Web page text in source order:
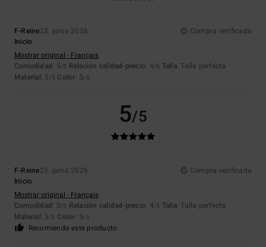
F-Reine23. junio 2026
Compra verificada
Inicio
Mostrar original - Français
Comodidad: 5/5 Relación calidad-precio: 4/5 Talla: Talla perfecta
Material: 5 /5 Color: 5/5
5/5
F-Reine23. junio 2026
Compra verificada
Inicio
Mostrar original - Français
Comodidad: 5/5 Relación calidad-precio: 4/5 Talla: Talla perfecta
Material: 5 /5 Color: 5/5
Recomiendo este producto